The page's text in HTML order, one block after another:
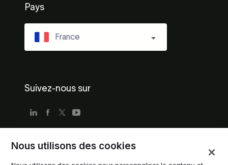
Pays
France
Suivez-nous sur
Nous utilisons des cookies